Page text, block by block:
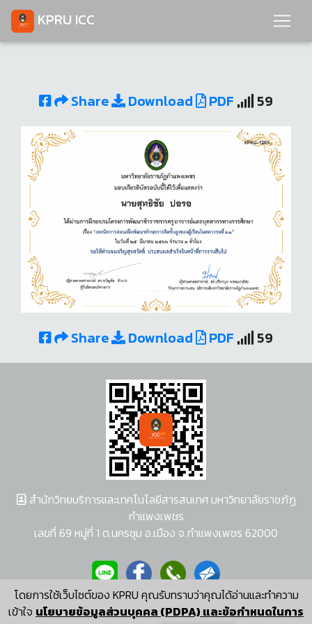
KPRU ICC
Share Download PDF 59
Share Download PDF 59
โดยการใช้เว็บไซต์ของ KPRU คุณรับทราบว่าคุณได้อ่านและทำความ
เข้าใจ นโยบายข้อมูลส่วนบุคคล (PDPA) และข้อกำหนดในการ
สำนักวิทยบริการและเทคโนโลยีสารสนเทศ มหาวิทยาลัยราชภัฏ
กำแพงเพชร
เลขที่ 69 หมู่ที่ 1 ต.นครชุม อ.เมือง จ.กำแพงเพชร 62000
ผู้พัฒนาระบบ อนุชา พวงผกา